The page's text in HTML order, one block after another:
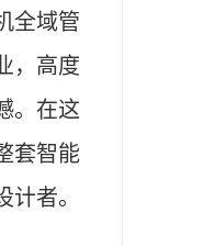
域管
，高度
。在这
套智能
者。